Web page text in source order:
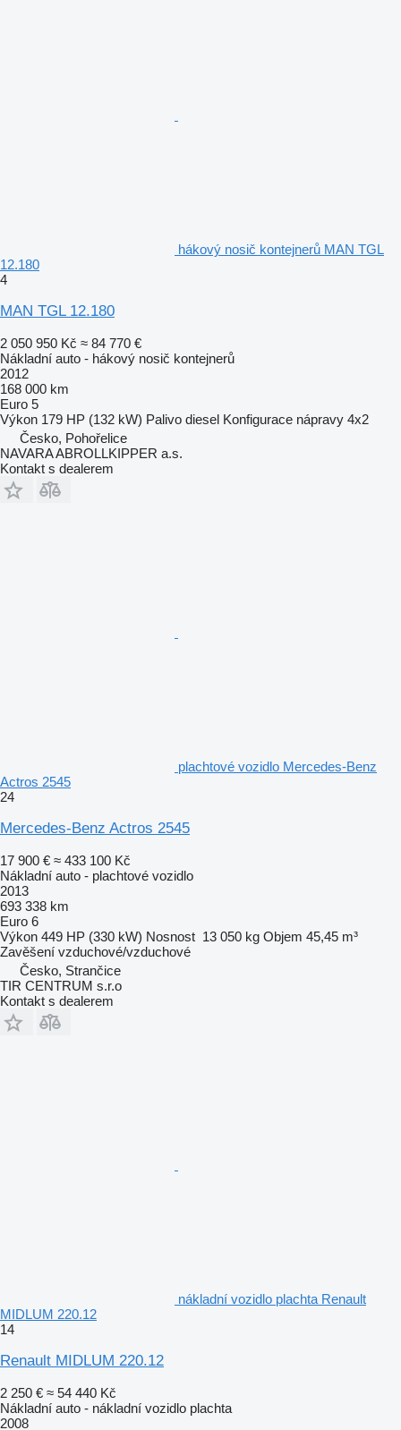
hákový nosič kontejnerů MAN TGL
12.180
4
MAN TGL 12.180
2 050 950 Kč ≈ 84 770 €
Nákladní auto - hákový nosič kontejnerů
2012
168 000 km
Euro 5
Výkon 179 HP (132 kW) Palivo diesel Konfigurace nápravy 4x2
Česko, Pohořelice
NAVARA ABROLLKIPPER a.s.
Kontakt s dealerem
plachtové vozidlo Mercedes-Benz
Actros 2545
24
Mercedes-Benz Actros 2545
17 900 € ≈ 433 100 Kč
Nákladní auto - plachtové vozidlo
2013
693 338 km
Euro 6
Výkon 449 HP (330 kW) Nosnost 13 050 kg Objem 45,45 m³
Zavěšení vzduchové/vzduchové
Česko, Strančice
TIR CENTRUM s.r.o
Kontakt s dealerem
nákladní vozidlo plachta Renault
MIDLUM 220.12
14
Renault MIDLUM 220.12
2 250 € ≈ 54 440 Kč
Nákladní auto - nákladní vozidlo plachta
2008